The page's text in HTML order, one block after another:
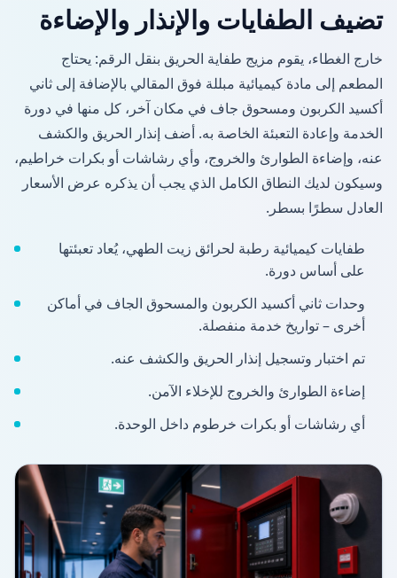
تضيف الطفايات والإنذار والإضاءة
خارج الغطاء، يقوم مزيج طفاية الحريق بنقل الرقم: يحتاج
المطعم إلى مادة كيميائية مبللة فوق المقالي بالإضافة إلى ثاني
أكسيد الكربون ومسحوق جاف في مكان آخر، كل منها في دورة
الخدمة وإعادة التعبئة الخاصة به. أضف إنذار الحريق والكشف
عنه، وإضاءة الطوارئ والخروج، وأي رشاشات أو بكرات خراطيم،
وسيكون لديك النطاق الكامل الذي يجب أن يذكره عرض الأسعار
العادل سطرًا بسطر.
طفايات كيميائية رطبة لحرائق زيت الطهي، يُعاد تعبئتها
على أساس دورة.
وحدات ثاني أكسيد الكربون والمسحوق الجاف في أماكن
أخرى – تواريخ خدمة منفصلة.
تم اختبار وتسجيل إنذار الحريق والكشف عنه.
إضاءة الطوارئ والخروج للإخلاء الآمن.
أي رشاشات أو بكرات خرطوم داخل الوحدة.